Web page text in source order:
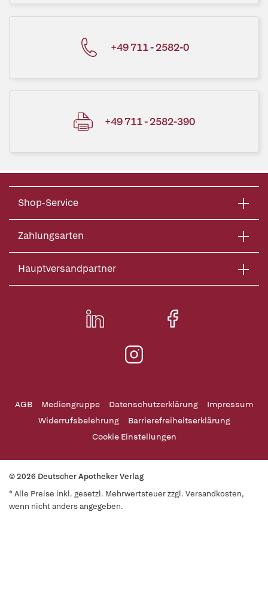
+49 711 - 2582-0
+49 711 - 2582-390
Shop-Service
Zahlungsarten
Hauptversandpartner
AGB Mediengruppe Datenschutzerklärung
Impressum
Widerrufsbelehrung
Barrierefreiheitserklärung
Cookie Einstellungen
© 2026 Deutscher Apotheker Verlag
* Alle Preise inkl. gesetzl. Mehrwertsteuer zzgl. Versandkosten,
wenn nicht anders angegeben.